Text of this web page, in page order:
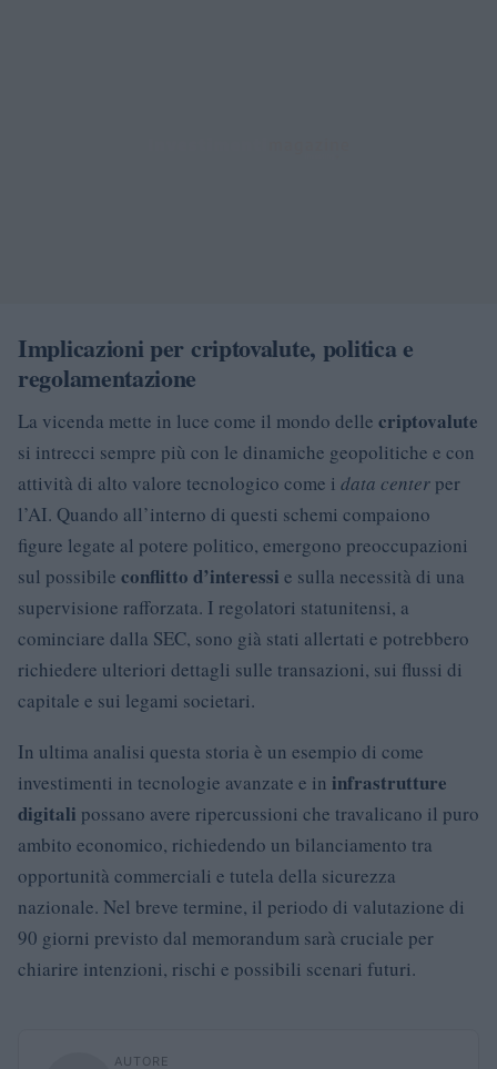
Implicazioni per criptovalute, politica e
regolamentazione
La vicenda mette in luce come il mondo delle criptovalute
si intrecci sempre più con le dinamiche geopolitiche e con
attività di alto valore tecnologico come i data center per
l’AI. Quando all’interno di questi schemi compaiono
figure legate al potere politico, emergono preoccupazioni
sul possibile conflitto d’interessi e sulla necessità di una
supervisione rafforzata. I regolatori statunitensi, a
cominciare dalla SEC, sono già stati allertati e potrebbero
richiedere ulteriori dettagli sulle transazioni, sui flussi di
capitale e sui legami societari.
In ultima analisi questa storia è un esempio di come
investimenti in tecnologie avanzate e in infrastrutture
digitali possano avere ripercussioni che travalicano il puro
ambito economico, richiedendo un bilanciamento tra
opportunità commerciali e tutela della sicurezza
nazionale. Nel breve termine, il periodo di valutazione di
90 giorni previsto dal memorandum sarà cruciale per
chiarire intenzioni, rischi e possibili scenari futuri.
AUTORE